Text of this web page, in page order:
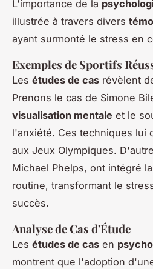
L'importance de la
illustrée à travers divers
ayant surmonté le stress en
Exemples de Sportifs
Les études de cas révèlent
Prenons le cas de Simone
visualisation mentale et le
l'anxiété. Ces techniques lui
aux Jeux Olympiques.
Michael Phelps, ont intégré la
routine, transformant le
succès.
Analyse de Cas d'Étude
Les études de cas en
montrent que l'adoption